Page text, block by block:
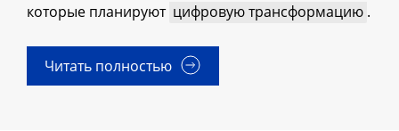
которые планируют цифровую трансформацию .
Читать полностью